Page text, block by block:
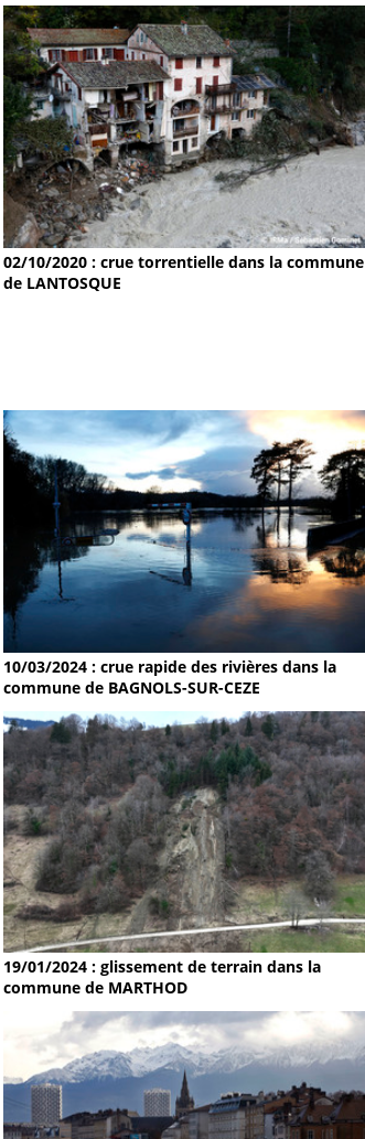
02/10/2020 : crue torrentielle dans la commune
de LANTOSQUE
10/03/2024 : crue rapide des rivières dans la
commune de BAGNOLS-SUR-CEZE
19/01/2024 : glissement de terrain dans la
commune de MARTHOD